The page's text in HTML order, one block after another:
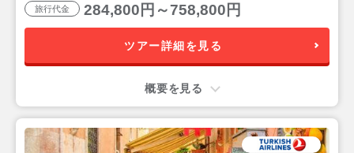
旅行代金 284,800円～758,800円
ツアー詳細を見る
概要を見る